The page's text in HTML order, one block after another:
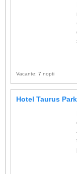
Vacante: 7 nopti
Hotel Taurus Park